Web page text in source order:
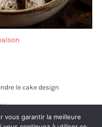
le cake design
vous garantir la meilleure